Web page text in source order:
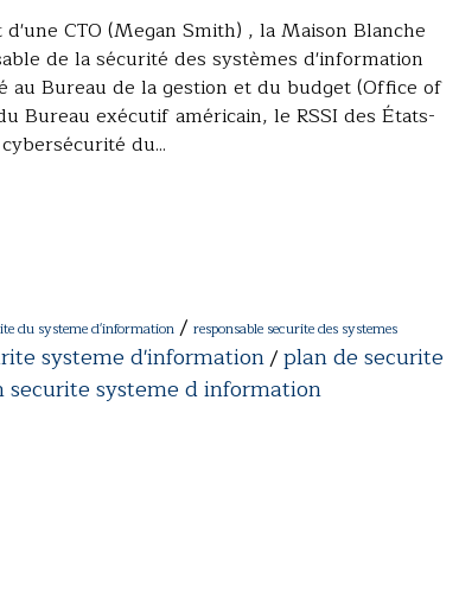
CTO (Megan Smith) , la Maison Blanche
de la sécurité des systèmes d'information
au Bureau de la gestion et du budget (Office of
Bureau exécutif américain, le RSSI des États-
du...
du systeme d'information / responsable securite des systemes
systeme d'information/plan de securite
securite systeme d information